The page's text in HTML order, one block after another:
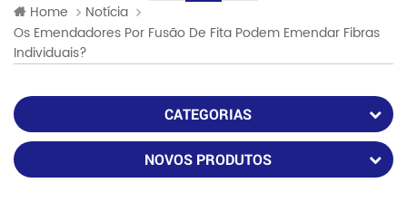
Home
Notícia
Os Emendadores Por Fusão De Fita Podem Emendar Fibras
Individuais?
CATEGORIAS
NOVOS PRODUTOS